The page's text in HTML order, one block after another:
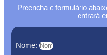
Preencha o formulário
entrará
Nome: